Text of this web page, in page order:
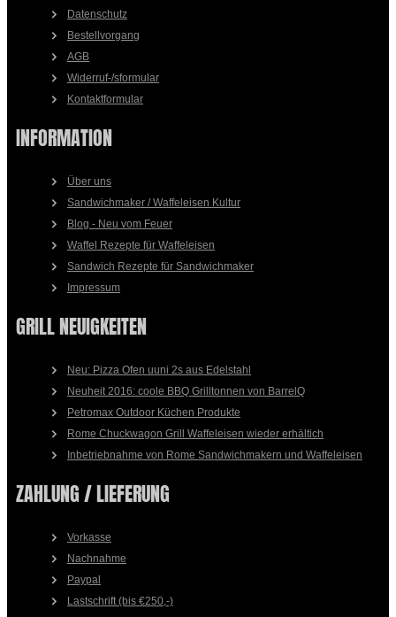
Datenschutz
Bestellvorgang
AGB
Widerruf-/sformular
Kontaktformular
INFORMATION
Über uns
Sandwichmaker / Waffeleisen Kultur
Blog - Neu vom Feuer
Waffel Rezepte für Waffeleisen
Sandwich Rezepte für Sandwichmaker
Impressum
GRILL NEUIGKEITEN
Neu: Pizza Ofen uuni 2s aus Edelstahl
Neuheit 2016: coole BBQ Grilltonnen von BarrelQ
Petromax Outdoor Küchen Produkte
Rome Chuckwagon Grill Waffeleisen wieder erhältich
Inbetriebnahme von Rome Sandwichmakern und Waffeleisen
ZAHLUNG / LIEFERUNG
Vorkasse
Nachnahme
Paypal
Lastschrift (bis €250,-)